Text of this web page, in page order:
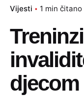
Vijesti 1 min čitano
djecom